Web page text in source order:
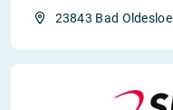
23843 Bad Oldesloe